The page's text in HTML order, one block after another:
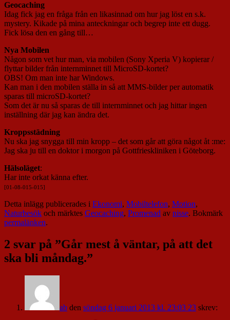
Geocaching
Idag fick jag en fråga från en likasinnad om hur jag löst en s.k.
mystery. Kikade på mina anteckningar och begrep inte ett dugg.
Fick lösa den en gång till…
Nya Mobilen
Någon som vet hur man, via mobilen (Sony Xperia V) kopierar /
flyttar bilder från internminnet till MicroSD-kortet?
OBS! Om man inte har Windows.
Kan man i den mobilen ställa in så att MMS-bilder per automatik
sparas till microSD-kortet?
Som det är nu så sparas de till internminnet och jag hittar ingen
inställning där jag kan ändra det.
Kroppsstädning
Nu ska jag snygga till min kropp – det som går att göra något åt :me:
Jag ska ju till en doktor i morgon på Gottfrieskliniken i Göteborg.
Hälsoläget:
Har inte orkat känna efter.
[01-08-015-015]
Detta inlägg publicerades i Ekonomi, Mobiltelefon, Motion,
Naturbesök och märktes Geocaching, Promenad av nisse. Bokmärk
permalänken.
2 svar på ”Går mest å väntar, på att det
ska bli måndag.”
ab den söndag 6 januari 2013 kl. 23:03 23 skrev: